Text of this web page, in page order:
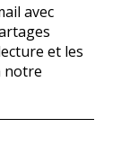
avec
et les
notre